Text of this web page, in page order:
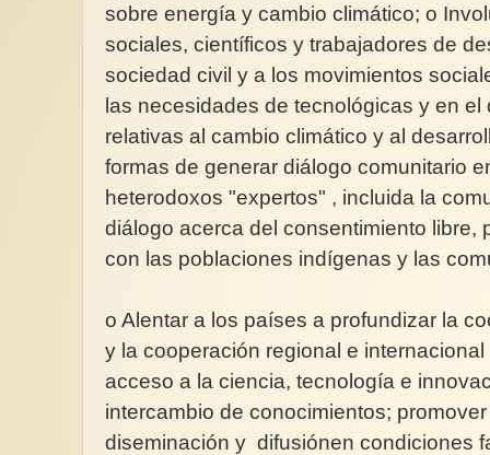
sobre energía y cambio climático; o
sociales, científicos y trabajadores de
sociedad civil y a los movimientos
las necesidades de tecnológicas y en el
relativas al cambio climático y al
formas de generar diálogo comunitario
heterodoxos "expertos" , incluida la
diálogo acerca del consentimiento libre,
con las poblaciones indígenas y las
o Alentar a los países a profundizar la
y la cooperación regional e
acceso a la ciencia, tecnología e
intercambio de conocimientos;
diseminación y difusiónen condiciones